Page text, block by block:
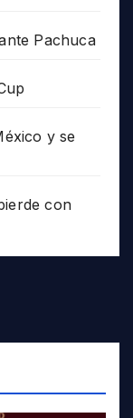
Pachuca
y se
con